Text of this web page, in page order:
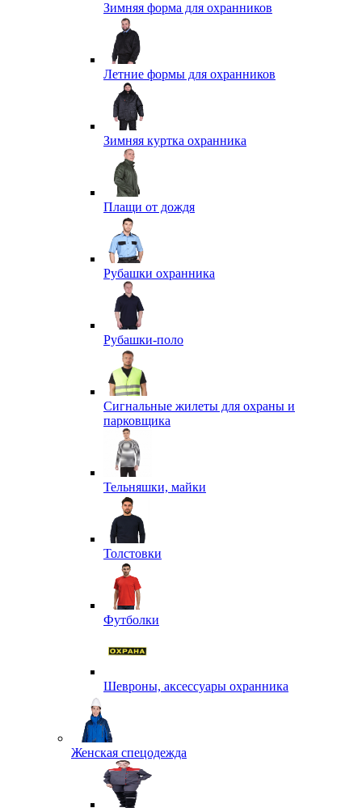
Зимняя форма для охранников
Летние формы для охранников
Зимняя куртка охранника
Плащи от дождя
Рубашки охранника
Рубашки-поло
Сигнальные жилеты для охраны и
парковщика
Тельняшки, майки
Толстовки
Футболки
Шевроны, аксессуары охранника
Женская спецодежда